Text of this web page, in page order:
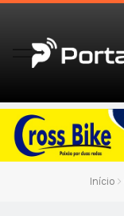
Início